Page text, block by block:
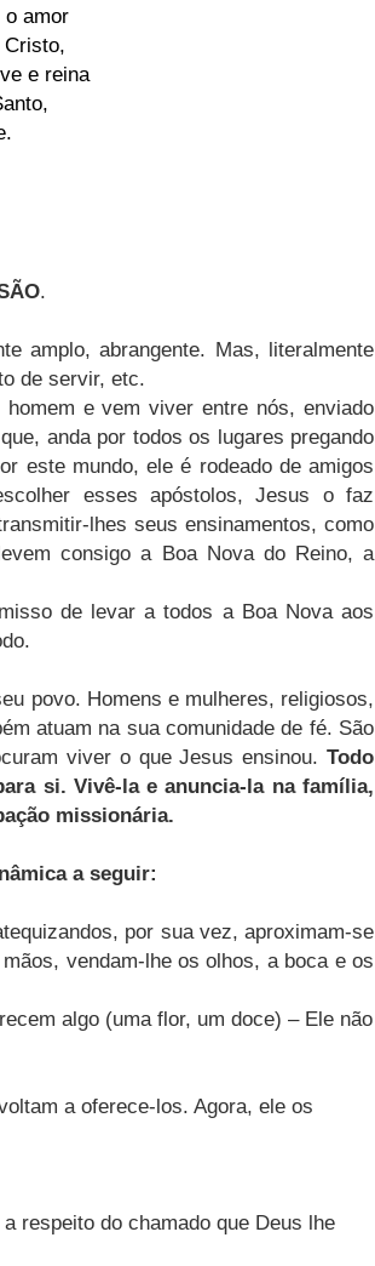
amor
e reina
.
amplo, abrangente. Mas, literalmente
de servir, etc.
e vem viver entre nós, enviado
anda por todos os lugares pregando
este mundo, ele é rodeado de amigos
esses apóstolos, Jesus o faz
lhes seus ensinamentos, como
consigo a Boa Nova do Reino, a
de levar a todos a Boa Nova aos
povo. Homens e mulheres, religiosos,
atuam na sua comunidade de fé. São
viver o que Jesus ensinou. Todo
si. Vivê-la e anuncia-la na família,
missionária.
a seguir:
por sua vez, aproximam-se
vendam-lhe os olhos, a boca e os
algo (uma flor, um doce) – Ele não
a oferece-los. Agora, ele os
respeito do chamado que Deus lhe